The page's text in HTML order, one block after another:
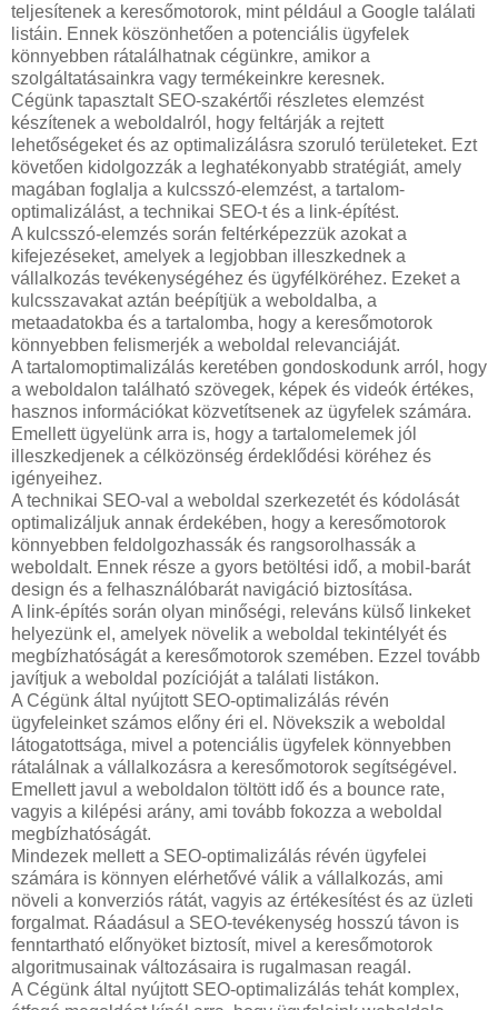
teljesítenek a keresőmotorok, mint például a Google találati
listáin. Ennek köszönhetően a potenciális ügyfelek
könnyebben rátalálhatnak cégünkre, amikor a
szolgáltatásainkra vagy termékeinkre keresnek.
Cégünk tapasztalt SEO-szakértői részletes elemzést
készítenek a weboldalról, hogy feltárják a rejtett
lehetőségeket és az optimalizálásra szoruló területeket. Ezt
követően kidolgozzák a leghatékonyabb stratégiát, amely
magában foglalja a kulcsszó-elemzést, a tartalom-
optimalizálást, a technikai SEO-t és a link-építést.
A kulcsszó-elemzés során feltérképezzük azokat a
kifejezéseket, amelyek a legjobban illeszkednek a
vállalkozás tevékenységéhez és ügyfélköréhez. Ezeket a
kulcsszavakat aztán beépítjük a weboldalba, a
metaadatokba és a tartalomba, hogy a keresőmotorok
könnyebben felismerjék a weboldal relevanciáját.
A tartalomoptimalizálás keretében gondoskodunk arról, hogy
a weboldalon található szövegek, képek és videók értékes,
hasznos információkat közvetítsenek az ügyfelek számára.
Emellett ügyelünk arra is, hogy a tartalomelemek jól
illeszkedjenek a célközönség érdeklődési köréhez és
igényeihez.
A technikai SEO-val a weboldal szerkezetét és kódolását
optimalizáljuk annak érdekében, hogy a keresőmotorok
könnyebben feldolgozhassák és rangsorolhassák a
weboldalt. Ennek része a gyors betöltési idő, a mobil-barát
design és a felhasználóbarát navigáció biztosítása.
A link-építés során olyan minőségi, releváns külső linkeket
helyezünk el, amelyek növelik a weboldal tekintélyét és
megbízhatóságát a keresőmotorok szemében. Ezzel tovább
javítjuk a weboldal pozícióját a találati listákon.
A Cégünk által nyújtott SEO-optimalizálás révén
ügyfeleinket számos előny éri el. Növekszik a weboldal
látogatottsága, mivel a potenciális ügyfelek könnyebben
rátalálnak a vállalkozásra a keresőmotorok segítségével.
Emellett javul a weboldalon töltött idő és a bounce rate,
vagyis a kilépési arány, ami tovább fokozza a weboldal
megbízhatóságát.
Mindezek mellett a SEO-optimalizálás révén ügyfelei
számára is könnyen elérhetővé válik a vállalkozás, ami
növeli a konverziós rátát, vagyis az értékesítést és az üzleti
forgalmat. Ráadásul a SEO-tevékenység hosszú távon is
fenntartható előnyöket biztosít, mivel a keresőmotorok
algoritmusainak változásaira is rugalmasan reagál.
A Cégünk által nyújtott SEO-optimalizálás tehát komplex,